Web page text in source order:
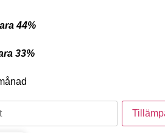
44%
33%